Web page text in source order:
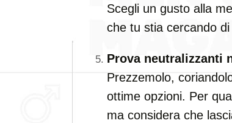
Scegli un gusto alla
che tu stia cercando
Prova neutralizzanti
Prezzemolo,
ottime opzioni. Per
ma considera che